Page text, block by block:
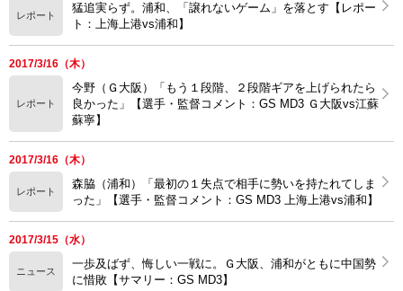
レポート
猛追実らず。浦和、「譲れないゲーム」を落とす【レポー
ト：上海上港vs浦和】
2017/3/16（木）
レポート
今野（Ｇ大阪）「もう１段階、２段階ギアを上げられたら
良かった」【選手・監督コメント：GS MD3 Ｇ大阪vs江蘇
蘇寧】
2017/3/16（木）
レポート
森脇（浦和）「最初の１失点で相手に勢いを持たれてしま
った」【選手・監督コメント：GS MD3 上海上港vs浦和】
2017/3/15（水）
ニュース
一歩及ばず、悔しい一戦に。Ｇ大阪、浦和がともに中国勢
に惜敗【サマリー：GS MD3】